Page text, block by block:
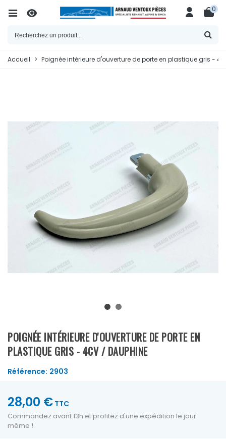
0
Accueil > Poignée intérieure d'ouverture de porte en plastique gris -
POIGNÉE INTÉRIEURE D'OUVERTURE DE PORTE EN
PLASTIQUE GRIS - 4CV / DAUPHINE
Référence: 2903
28,00 € TTC
Commandez avant 13h et profitez d'une expédition le jour
même !